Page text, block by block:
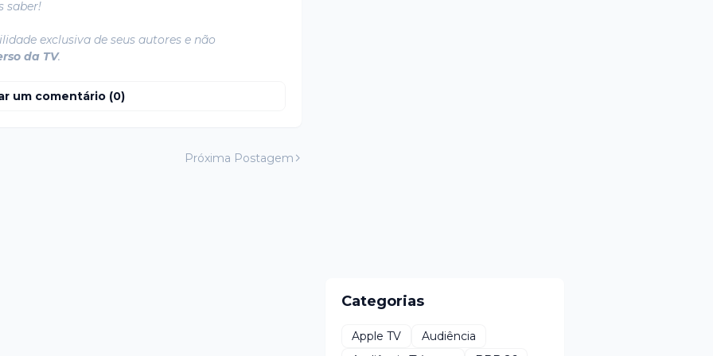
saber!
exclusiva de seus autores e não
da TV.
um comentário (0)
Próxima Postagem
Categorias
Apple TV
Audiência